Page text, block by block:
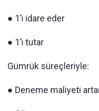
● 1’i idare eder
● 1’i tutar
Gümrük süreçleriyle:
● Deneme maliyeti